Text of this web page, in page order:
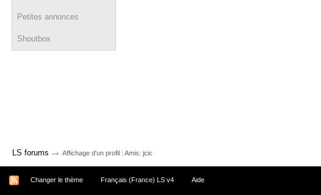
Petites annonces
Shoutbox
LS forums → Affichage d'un profil : Amis: jcic
Changer le thème Français (France) LS v4 Aide